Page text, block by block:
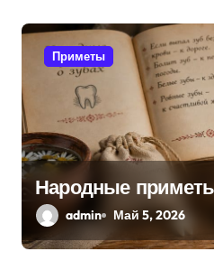
Приметы
Народные
admin Май 5, 2026